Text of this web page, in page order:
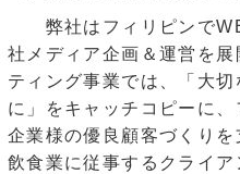
弊社はフィリピンで
社メディア企画＆運営を
ティング事業では、「大
に」をキャッチコピーに
企業様の優良顧客づくりを
飲食業に従事するクライ